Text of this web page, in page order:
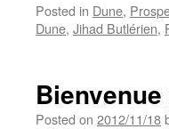
Posted in Dune,
Dune, Jihad Butlérien,
Posted on 2012/11/18